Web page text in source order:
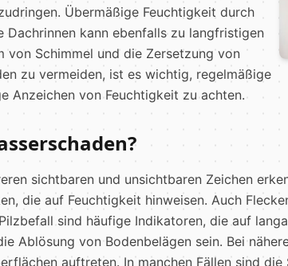
Übermäßige Feuchtigkeit durch
kann ebenfalls zu langfristigen
von Schimmel und die Zersetzung von
zu vermeiden, ist es wichtig, regelmäßige
Anzeichen von Feuchtigkeit zu achten.
sichtbaren und unsichtbaren Zeichen
die auf Feuchtigkeit hinweisen. Auch
sind häufige Indikatoren, die auf
Ablösung von Bodenbelägen sein. Bei
auftreten. In manchen Fällen sind